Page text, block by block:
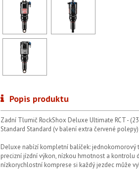
Popis produktu
Zadní Tlumič RockShox Deluxe Ultimate RCT -
Standard Standard (v balení extra červené polepy)
Deluxe nabízí kompletní balíček: jednokomorový
precizní jízdní výkon, nízkou hmotnost a kontrolu
nízkorychlostní komprese si každý jezdec může